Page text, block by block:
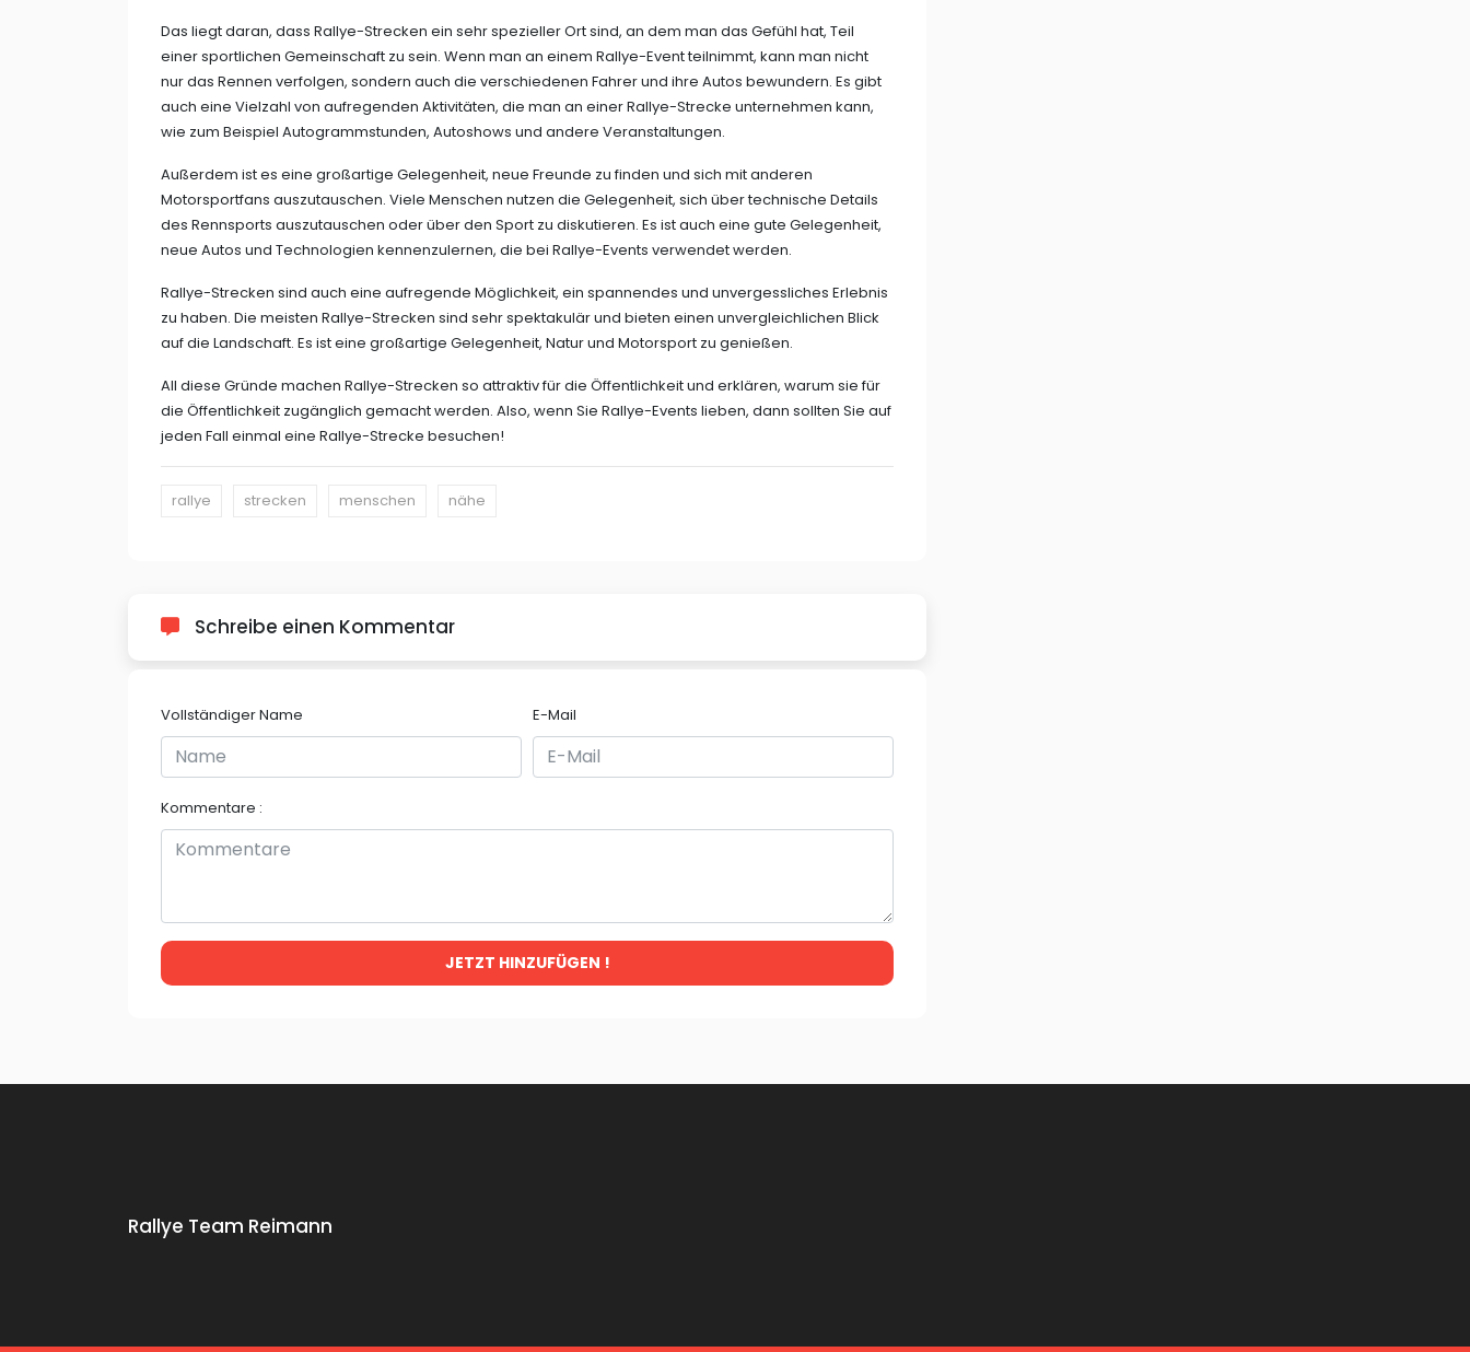
Das liegt daran, dass Rallye-Strecken ein sehr spezieller Ort sind, an dem man das Gefühl hat, Teil
einer sportlichen Gemeinschaft zu sein. Wenn man an einem Rallye-Event teilnimmt, kann man nicht
nur das Rennen verfolgen, sondern auch die verschiedenen Fahrer und ihre Autos bewundern. Es gibt
auch eine Vielzahl von aufregenden Aktivitäten, die man an einer Rallye-Strecke unternehmen kann,
wie zum Beispiel Autogrammstunden, Autoshows und andere Veranstaltungen.
Außerdem ist es eine großartige Gelegenheit, neue Freunde zu finden und sich mit anderen
Motorsportfans auszutauschen. Viele Menschen nutzen die Gelegenheit, sich über technische Details
des Rennsports auszutauschen oder über den Sport zu diskutieren. Es ist auch eine gute Gelegenheit,
neue Autos und Technologien kennenzulernen, die bei Rallye-Events verwendet werden.
Rallye-Strecken sind auch eine aufregende Möglichkeit, ein spannendes und unvergessliches Erlebnis
zu haben. Die meisten Rallye-Strecken sind sehr spektakulär und bieten einen unvergleichlichen Blick
auf die Landschaft. Es ist eine großartige Gelegenheit, Natur und Motorsport zu genießen.
All diese Gründe machen Rallye-Strecken so attraktiv für die Öffentlichkeit und erklären, warum sie für
die Öffentlichkeit zugänglich gemacht werden. Also, wenn Sie Rallye-Events lieben, dann sollten Sie auf
jeden Fall einmal eine Rallye-Strecke besuchen!
rallye strecken menschen nähe
Schreibe einen Kommentar
Vollständiger Name E-Mail
Kommentare :
JETZT HINZUFÜGEN !
Rallye Team Reimann